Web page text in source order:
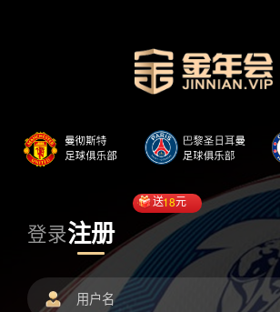
登录注册
送18元